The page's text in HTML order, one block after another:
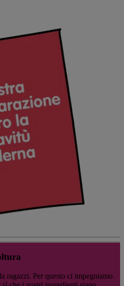
ragazzi. Per questo ci impegniamo